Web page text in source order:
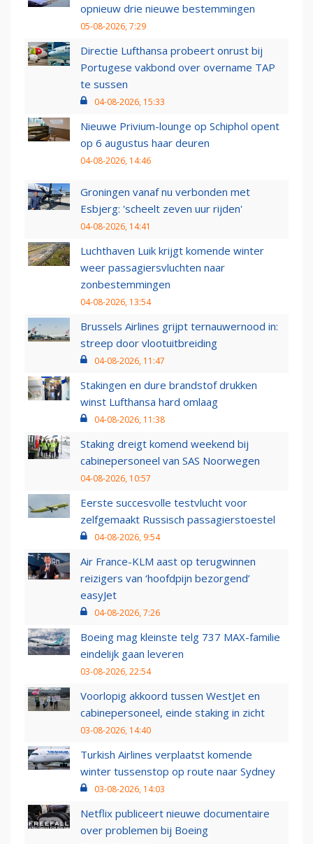
opnieuw drie nieuwe bestemmingen
05-08-2026, 7:29
Directie Lufthansa probeert onrust bij
Portugese vakbond over overname TAP
te sussen
04-08-2026, 15:33
Nieuwe Privium-lounge op Schiphol opent
op 6 augustus haar deuren
04-08-2026, 14:46
Groningen vanaf nu verbonden met
Esbjerg: 'scheelt zeven uur rijden'
04-08-2026, 14:41
Luchthaven Luik krijgt komende winter
weer passagiersvluchten naar
zonbestemmingen
04-08-2026, 13:54
Brussels Airlines grijpt ternauwernood in:
streep door vlootuitbreiding
04-08-2026, 11:47
Stakingen en dure brandstof drukken
winst Lufthansa hard omlaag
04-08-2026, 11:38
Staking dreigt komend weekend bij
cabinepersoneel van SAS Noorwegen
04-08-2026, 10:57
Eerste succesvolle testvlucht voor
zelfgemaakt Russisch passagierstoestel
04-08-2026, 9:54
Air France-KLM aast op terugwinnen
reizigers van ‘hoofdpijn bezorgend’
easyJet
04-08-2026, 7:26
Boeing mag kleinste telg 737 MAX-familie
eindelijk gaan leveren
03-08-2026, 22:54
Voorlopig akkoord tussen WestJet en
cabinepersoneel, einde staking in zicht
03-08-2026, 14:40
Turkish Airlines verplaatst komende
winter tussenstop op route naar Sydney
03-08-2026, 14:03
Netflix publiceert nieuwe documentaire
over problemen bij Boeing